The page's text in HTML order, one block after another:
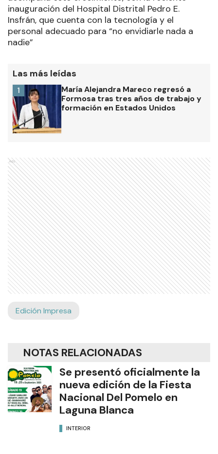
inauguración del Hospital Distrital Pedro E.
Insfrán, que cuenta con la tecnología y el
personal adecuado para “no envidiarle nada a
nadie”
Las más leídas
María Alejandra Mareco regresó a
Formosa tras tres años de trabajo y
formación en Estados Unidos
1
Ads
Edición Impresa
NOTAS RELACIONADAS
Se presentó oficialmente la
nueva edición de la Fiesta
Nacional Del Pomelo en
Laguna Blanca
INTERIOR